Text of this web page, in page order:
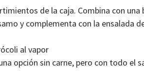
de la caja. Combina con una
y complementa con la ensalada
al vapor
opción sin carne, pero con todo el